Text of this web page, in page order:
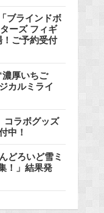
ブラインドボ
ーズ フィギ
ご予約受付
厚いちご
カルミライ
コラボグッズ
中！
どろいど雪ミ
！」結果発